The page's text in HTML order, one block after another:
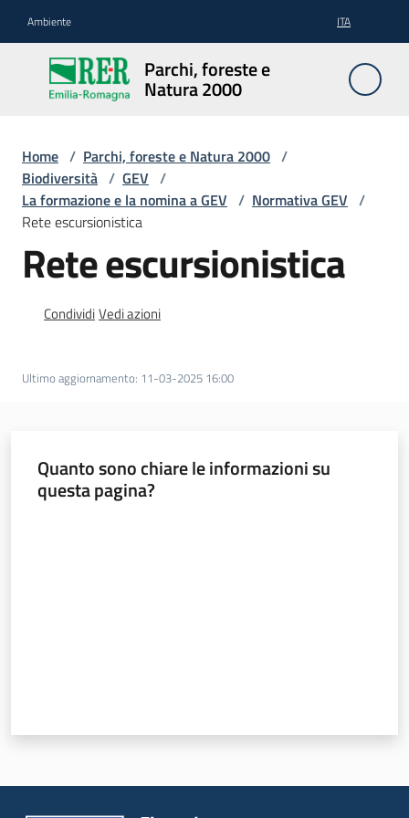
Ambiente ITA
Parchi, foreste e
Natura 2000
Parchi,
foreste
e
2000
Aree
Protette
2000
Home / Parchi, foreste e Natura 2000 /
Biodiversità / GEV /
La formazione e la nomina a GEV / Normativa GEV /
Rete escursionistica
Rete escursionistica
CondividiVedi azioni
Ultimo aggiornamento: 11-03-2025 16:00
Quanto sono chiare le informazioni su
questa pagina?